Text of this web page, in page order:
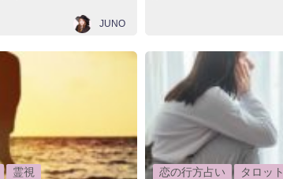
JUNO
霊視
恋の行方占い
タロット